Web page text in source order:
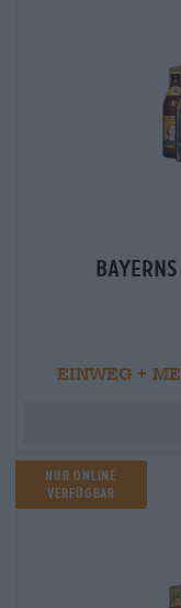
EINWEG +
Nur Online
verfügbar